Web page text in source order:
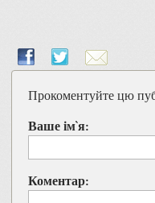
Прокоментуйте цю
Ваше ім`я:
Коментар: